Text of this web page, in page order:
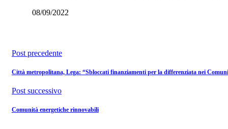
08/09/2022
Post precedente
Città metropolitana, Lega: “Sbloccati finanziamenti per la differenziata nei
Post successivo
Comunità energetiche rinnovabili